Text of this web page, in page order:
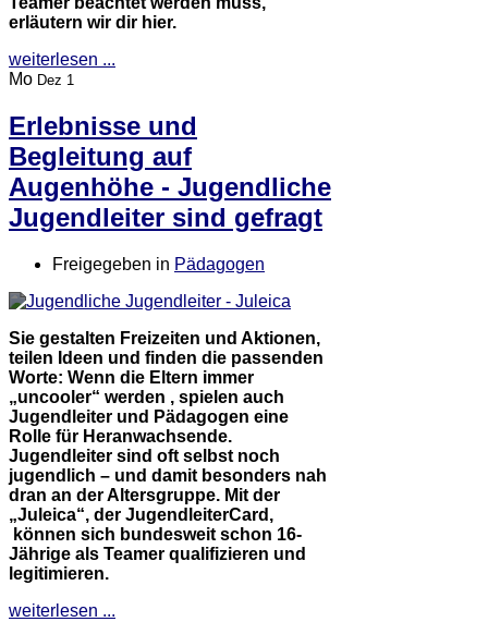
erläutern wir dir hier.
weiterlesen ...
Mo Dez 1
Erlebnisse und
Begleitung auf
Augenhöhe - Jugendliche
Jugendleiter sind gefragt
Freigegeben in Pädagogen
Sie gestalten Freizeiten und Aktionen,
teilen Ideen und finden die passenden
Worte: Wenn die Eltern immer
„uncooler“ werden , spielen auch
Jugendleiter und Pädagogen eine
Rolle für Heranwachsende.
Jugendleiter sind oft selbst noch
jugendlich – und damit besonders nah
dran an der Altersgruppe. Mit der
„Juleica“, der JugendleiterCard,
können sich bundesweit schon 16-
Jährige als Teamer qualifizieren und
legitimieren.
weiterlesen ...